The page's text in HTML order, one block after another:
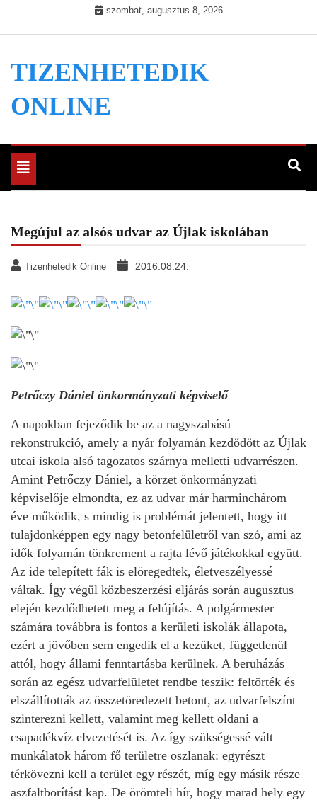
szombat, augusztus 8, 2026
TIZENHETEDIK
ONLINE
Toggle
navigation
Megújul az alsós udvar az Újlak iskolában
Tizenhetedik Online 2016.08.24.
Petrőczy Dániel önkormányzati képviselő
A napokban fejeződik be az a nagyszabású
rekonstrukció, amely a nyár folyamán kezdődött az Újlak
utcai iskola alsó tagozatos szárnya melletti udvarrészen.
Amint Petrőczy Dániel, a körzet önkormányzati
képviselője elmondta, ez az udvar már harminchárom
éve működik, s mindig is problémát jelentett, hogy itt
tulajdonképpen egy nagy betonfelületről van szó, ami az
idők folyamán tönkrement a rajta lévő játékokkal együtt.
Az ide telepített fák is elöregedtek, életveszélyessé
váltak. Így végül közbeszerzési eljárás során augusztus
elején kezdődhetett meg a felújítás. A polgármester
számára továbbra is fontos a kerületi iskolák állapota,
ezért a jövőben sem engedik el a kezüket, függetlenül
attól, hogy állami fenntartásba kerülnek. A beruházás
során az egész udvarfelületet rendbe teszik: feltörték és
elszállították az összetöredezett betont, az udvarfelszínt
szinterezni kellett, valamint meg kellett oldani a
csapadékvíz elvezetését is. Az így szükségessé vált
munkálatok három fő területre oszlanak: egyrészt
térkövezni kell a terület egy részét, míg egy másik része
aszfaltborítást kap. De örömteli hír, hogy marad hely egy